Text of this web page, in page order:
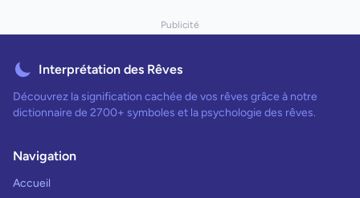
Publicité
Interprétation des Rêves
Découvrez la signification cachée de vos rêves grâce à notre
dictionnaire de 2700+ symboles et la psychologie des rêves.
Navigation
Accueil